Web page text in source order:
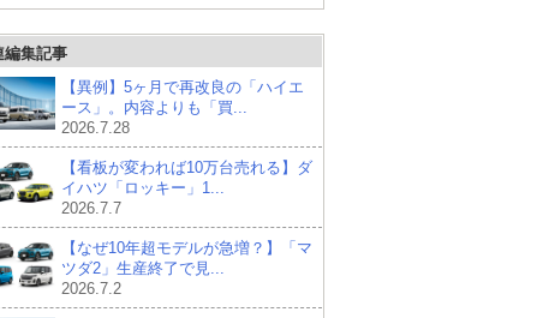
編集記事
【異例】5ヶ月で再改良の「ハイエ
ース」。内容よりも「買...
2026.7.28
【看板が変われば10万台売れる】ダ
イハツ「ロッキー」1...
2026.7.7
【なぜ10年超モデルが急増？】「マ
ツダ2」生産終了で見...
2026.7.2